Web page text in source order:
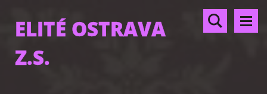
ELITÉ OSTRAVA
Z.S.